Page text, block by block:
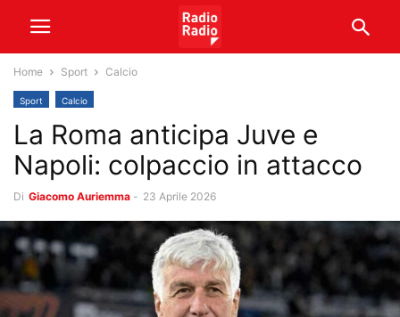
Home Sport Calcio
Sport Calcio
La Roma anticipa Juve e
Napoli: colpaccio in attacco
Di Giacomo Auriemma - 23 Aprile 2026